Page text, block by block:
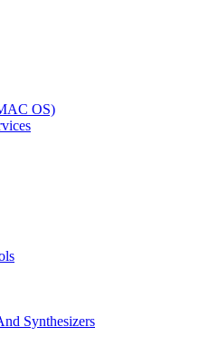
OS)
Synthesizers